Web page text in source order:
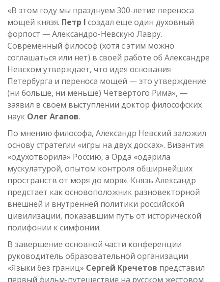
«В этом году мы празднуем 300-летие переноса
мощей князя. Петр I создал еще один духовный
форпост — Александро-Невскую Лавру.
Современный философ (хотя с этим можно
соглашаться или нет) в своей работе об Александре
Невском утверждает, что идея основания
Петербурга и переноса мощей — это утверждение
(ни больше, ни меньше) Четвертого Рима», —
заявил в своем выступлении доктор философских
наук Олег Агапов.
По мнению философа, Александр Невский заложил
основу стратегии «игры на двух досках». Византия
«одухотворила» Россию, а Орда «одарила
мускулатурой, опытом контроля обширнейших
пространств от моря до моря». Князь Александр
предстает как основоположник разновекторной
внешней и внутренней политики российской
цивилизации, показавшим путь от исторической
полифонии к симфонии.
В завершение основной части конференции
руководитель образовательной организации
«Языки без границ» Сергей Кречетов представил
первый фильм-путешествие на русском жестовом